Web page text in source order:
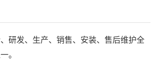
研发、生产、销售、安装、售后维护全
。